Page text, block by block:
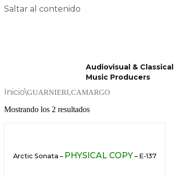
Saltar al contenido
Audiovisual & Classical
Music Producers
Inicio\GUARNIERI,CAMARGO
Mostrando los 2 resultados
Arctic Sonata – PHYSICAL COPY – E-137